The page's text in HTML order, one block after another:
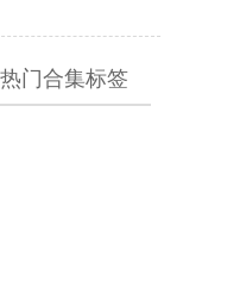
热门合集标签